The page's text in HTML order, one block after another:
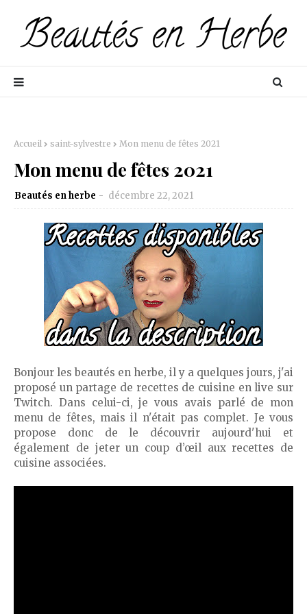
Accueil saint-sylvestre Mon menu de fêtes 2021
Mon menu de fêtes 2021
Beautés en herbe décembre 22, 2021
Bonjour les beautés en herbe, il y a quelques jours, j'ai
proposé un partage de recettes de cuisine en live sur
Twitch. Dans celui-ci, je vous avais parlé de mon
menu de fêtes, mais il n'était pas complet. Je vous
propose donc de le découvrir aujourd'hui et
également de jeter un coup d’œil aux recettes de
cuisine associées.